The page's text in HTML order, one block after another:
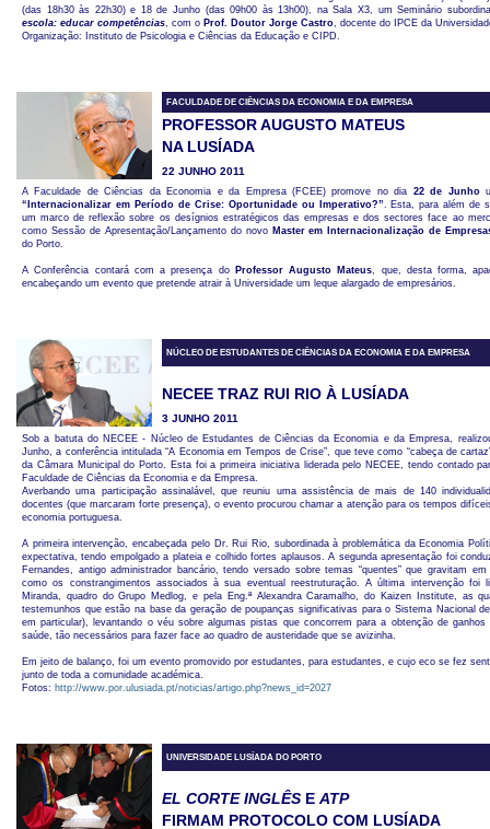
(das 18h30 às 22h30) e 18 de Junho (das 09h00 às 13h00), na Sala X3, um Seminário
escola: educar competências, com o Prof. Doutor Jorge Castro, docente do IPCE da
Organização: Instituto de Psicologia e Ciências da Educação e CIPD.
FACULDADE DE CIÊNCIAS DA ECONOMIA E DA EMPRESA
PROFESSOR AUGUSTO MATEUS
NA LUSÍADA
22 JUNHO 2011
A Faculdade de Ciências da Economia e da Empresa (FCEE) promove no dia 22 de Junho
“Internacionalizar em Período de Crise: Oportunidade ou Imperativo?”. Esta, para além de
um marco de reflexão sobre os desígnios estratégicos das empresas e dos sectores face ao
como Sessão de Apresentação/Lançamento do novo Master em Internacionalização de
do Porto.
A Conferência contará com a presença doProfessor Augusto Mateus, que, desta forma,
encabeçando um evento que pretende atrair à Universidade um leque alargado de empresários.
NÚCLEO DE ESTUDANTES DE CIÊNCIAS DA ECONOMIA E DA EMPRESA
NECEE TRAZ RUI RIO À LUSÍADA
3 JUNHO 2011
Sob a batuta do NECEE - Núcleo de Estudantes de Ciências da Economia e da Empresa,
Junho, a conferência intitulada “A Economia em Tempos de Crise”, que teve como “cabeça de
da Câmara Municipal do Porto. Esta foi a primeira iniciativa liderada pelo NECEE, tendo contado
Faculdade de Ciências da Economia e da Empresa.
Averbando uma participação assinalável, que reuniu uma assistência de mais de 140
docentes (que marcaram forte presença), o evento procurou chamar a atenção para os tempos
economia portuguesa.
A primeira intervenção, encabeçada pelo Dr. Rui Rio, subordinada à problemática da Economia
expectativa, tendo empolgado a plateia e colhido fortes aplausos. A segunda apresentação foi
Fernandes, antigo administrador bancário, tendo versado sobre temas “quentes” que gravitam
como os constrangimentos associados à sua eventual reestruturação. A última intervenção foi
Miranda, quadro do Grupo Medlog, e pela Eng.ª Alexandra Caramalho, do Kaizen Institute, as
testemunhos que estão na base da geração de poupanças significativas para o Sistema Nacional
em particular), levantando o véu sobre algumas pistas que concorrem para a obtenção de
saúde, tão necessários para fazer face ao quadro de austeridade que se avizinha.
Em jeito de balanço, foi um evento promovido por estudantes, para estudantes, e cujo eco se fez
junto de toda a comunidade académica.
Fotos: http://www.por.ulusiada.pt/noticias/artigo.php?news_id=2027
UNIVERSIDADE LUSÍADA DO PORTO
EL CORTE INGLÊS E ATP
FIRMAM PROTOCOLO COM LUSÍADA